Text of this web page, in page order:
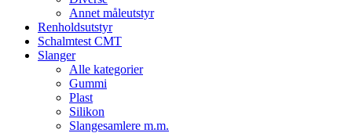
Annet måleutstyr
Renholdsutstyr
Schalmtest CMT
Slanger
Alle kategorier
Gummi
Plast
Silikon
Slangesamlere m.m.